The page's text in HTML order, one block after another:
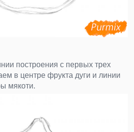
построения с первых трех
в центре фрукта дуги и линии
мякоти.